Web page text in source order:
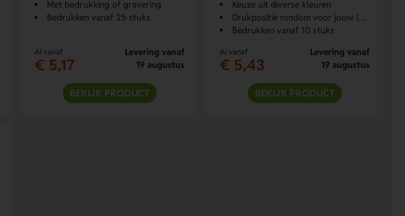
Met bedrukking of gravering
Bedrukken vanaf 25 stuks
Al vanaf
€ 5,17
Levering vanaf
19 augustus
BEKIJK PRODUCT
Keuze uit diverse kleuren
Drukpositie rondom voor jouw logo
Bedrukken vanaf 10 stuks
Al vanaf
€ 5,43
Levering vanaf
19 augustus
BEKIJK PRODUCT